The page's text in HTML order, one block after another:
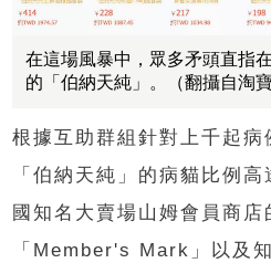
在這場風暴中，眾多矛頭直指
的「伯納天純」。（翻攝自淘寶
根據互助群組針對上千起病
「伯納天純」的病貓比例
國知名大賣場山姆會員商店
「Member's Mark」以及